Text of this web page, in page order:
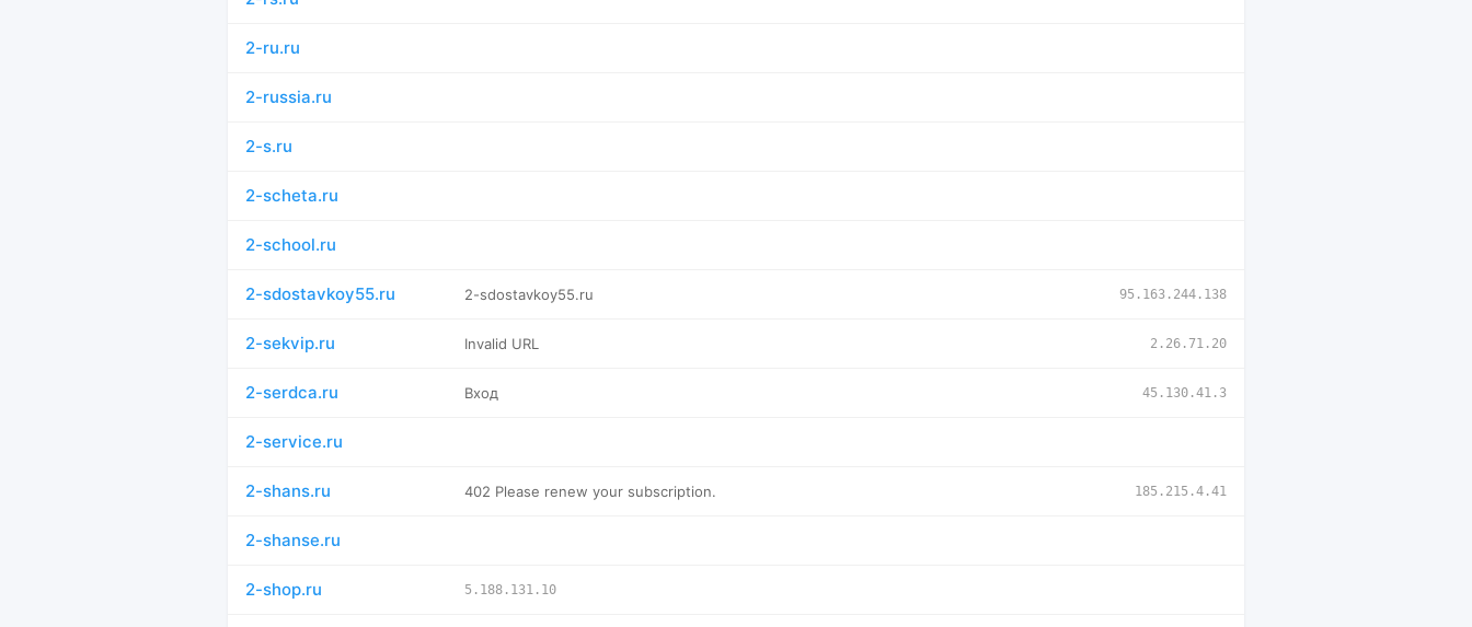
2-ru.ru
2-russia.ru
2-s.ru
2-scheta.ru
2-school.ru
2-sdostavkoy55.ru 2-sdostavkoy55.ru 95.163.244.138
2-sekvip.ru Invalid URL 2.26.71.20
2-serdca.ru Вход 45.130.41.3
2-service.ru
2-shans.ru 402 Please renew your subscription. 185.215.4.41
2-shanse.ru
2-shop.ru 5.188.131.10